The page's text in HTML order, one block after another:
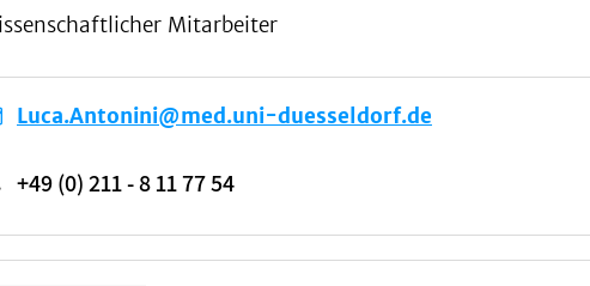
Mitarbeiter
Luca.Antonini@med.uni-duesseldorf.de
+49 (0) 211 - 8 11 77 54